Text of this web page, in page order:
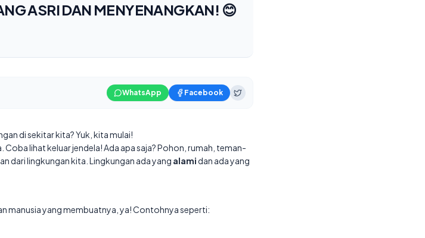
ASRI DAN MENYENANGKAN! 😊
WhatsApp Facebook
di sekitar kita? Yuk, kita mulai!
Coba lihat keluar jendela! Ada apa saja? Pohon, rumah, teman-
dari lingkungan kita. Lingkungan ada yang alamidan ada yang
manusia yang membuatnya, ya! Contohnya seperti: